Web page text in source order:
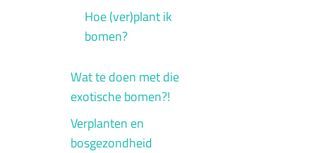
Hoe (ver)plant ik
bomen?
Wat te doen met die
exotische bomen?!
Verplanten en
bosgezondheid